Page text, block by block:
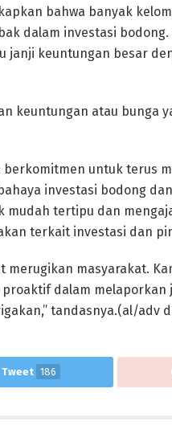
bahwa banyak
dalam investasi
janji keuntungan besar
keuntungan atau bunga
untuk terus
investasi bodong
mudah tertipu dan
terkait investasi dan
merugikan masyarakat.
dalam
tandasnya.(al/adv
Tweet 186